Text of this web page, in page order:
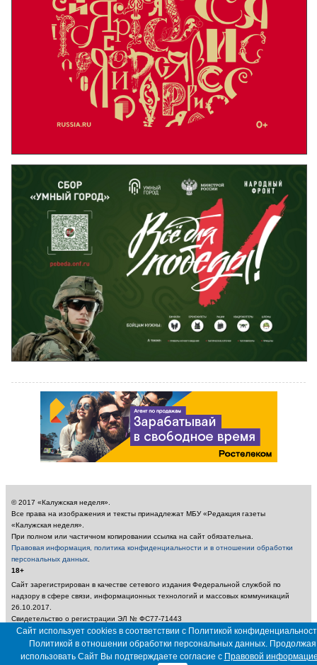
© 2017 «Калужская неделя».
Все права на изображения и тексты принадлежат МБУ «Редакция газеты
«Калужская неделя».
При полном или частичном копировании ссылка на сайт обязательна.
Правовая информация, политика конфиденциальности и в отношении обработки
персональных данных
18+
Сайт зарегистрирован в качестве сетевого издания Федеральной службой по
надзору в сфере связи, информационных технологий и массовых коммуникаций
26.10.2017.
Свидетельство о регистрации ЭЛ № ФС77-71443
Учредитель: Муниципальное бюджетное учреждение «Редакция газеты «Калужская
неделя»
Главный редактор: Амбарцумян А. Ю. / Электронный адрес редакции:
Сайт использует cookies в соответствии с Политикой
Политикой в отношении обработки персональных данных. Продолжая
использовать Сайт Вы подтверждаете согласие с Правовой